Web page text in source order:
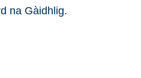
na Gàidhlig.